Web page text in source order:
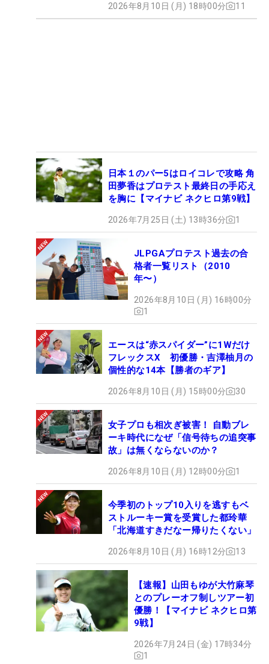
2026年8月10日 (月) 18時00分 11
日本１のパー5はロイコレで攻略 角
田夢香はプロテスト最終日の手応え
を胸に【マイナビ ネクヒロ第9戦】
2026年7月25日 (土) 13時36分 1
JLPGAプロテスト過去の合
格者一覧リスト（2010
年〜）
2026年8月10日 (月) 16時00分
1
エースは“赤スパイダー”に1Wだけ
フレックスX 初優勝・吉澤柚月の
個性的な14本【勝者のギア】
2026年8月10日 (月) 15時00分 30
女子プロも相次ぎ被害！ 自動ブレ
ーキ時代になぜ「信号待ちの追突事
故」は無くならないのか？
2026年8月10日 (月) 12時00分 1
今季初のトップ10入りを逃すもベ
ストルーキー賞を受賞した都玲華
「北海道すきだなー帰りたくない」
2026年8月10日 (月) 16時12分 13
【速報】山田もゆが大竹麻琴
とのプレーオフ制しツアー初
優勝！【マイナビ ネクヒロ第
9戦】
2026年7月24日 (金) 17時34分
1